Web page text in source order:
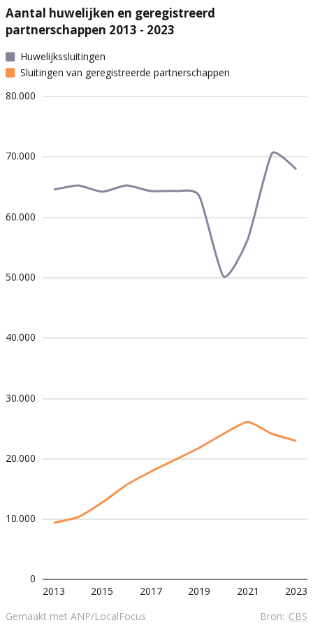
Aantal huwelijken en geregistreerd
partnerschappen 2013 - 2023
Huwelijkssluitingen
Sluitingen van geregistreerde partnerschappen
2023
2021
2019
2017
2015
2013
0
10.000
20.000
30.000
40.000
50.000
60.000
70.000
80.000
Bron: CBS
Gemaakt met ANP/LocalFocus